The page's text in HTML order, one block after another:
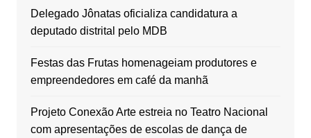
Delegado Jônatas oficializa candidatura a
deputado distrital pelo MDB
Festas das Frutas homenageiam produtores e
empreendedores em café da manhã
Projeto Conexão Arte estreia no Teatro Nacional
com apresentações de escolas de dança de